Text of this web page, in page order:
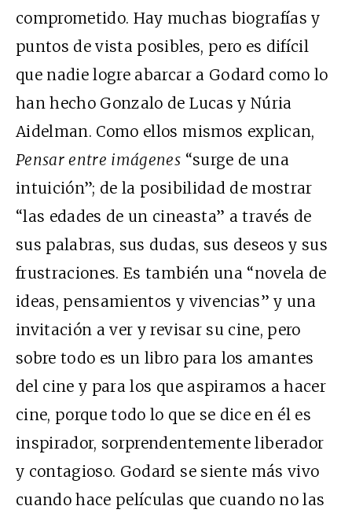
comprometido. Hay muchas biografías y
puntos de vista posibles, pero es difícil
que nadie logre abarcar a Godard como lo
han hecho Gonzalo de Lucas y Núria
Aidelman. Como ellos mismos explican,
Pensar entre imágenes “surge de una
intuición”; de la posibilidad de mostrar
“las edades de un cineasta” a través de
sus palabras, sus dudas, sus deseos y sus
frustraciones. Es también una “novela de
ideas, pensamientos y vivencias” y una
invitación a ver y revisar su cine, pero
sobre todo es un libro para los amantes
del cine y para los que aspiramos a hacer
cine, porque todo lo que se dice en él es
inspirador, sorprendentemente liberador
y contagioso. Godard se siente más vivo
cuando hace películas que cuando no las